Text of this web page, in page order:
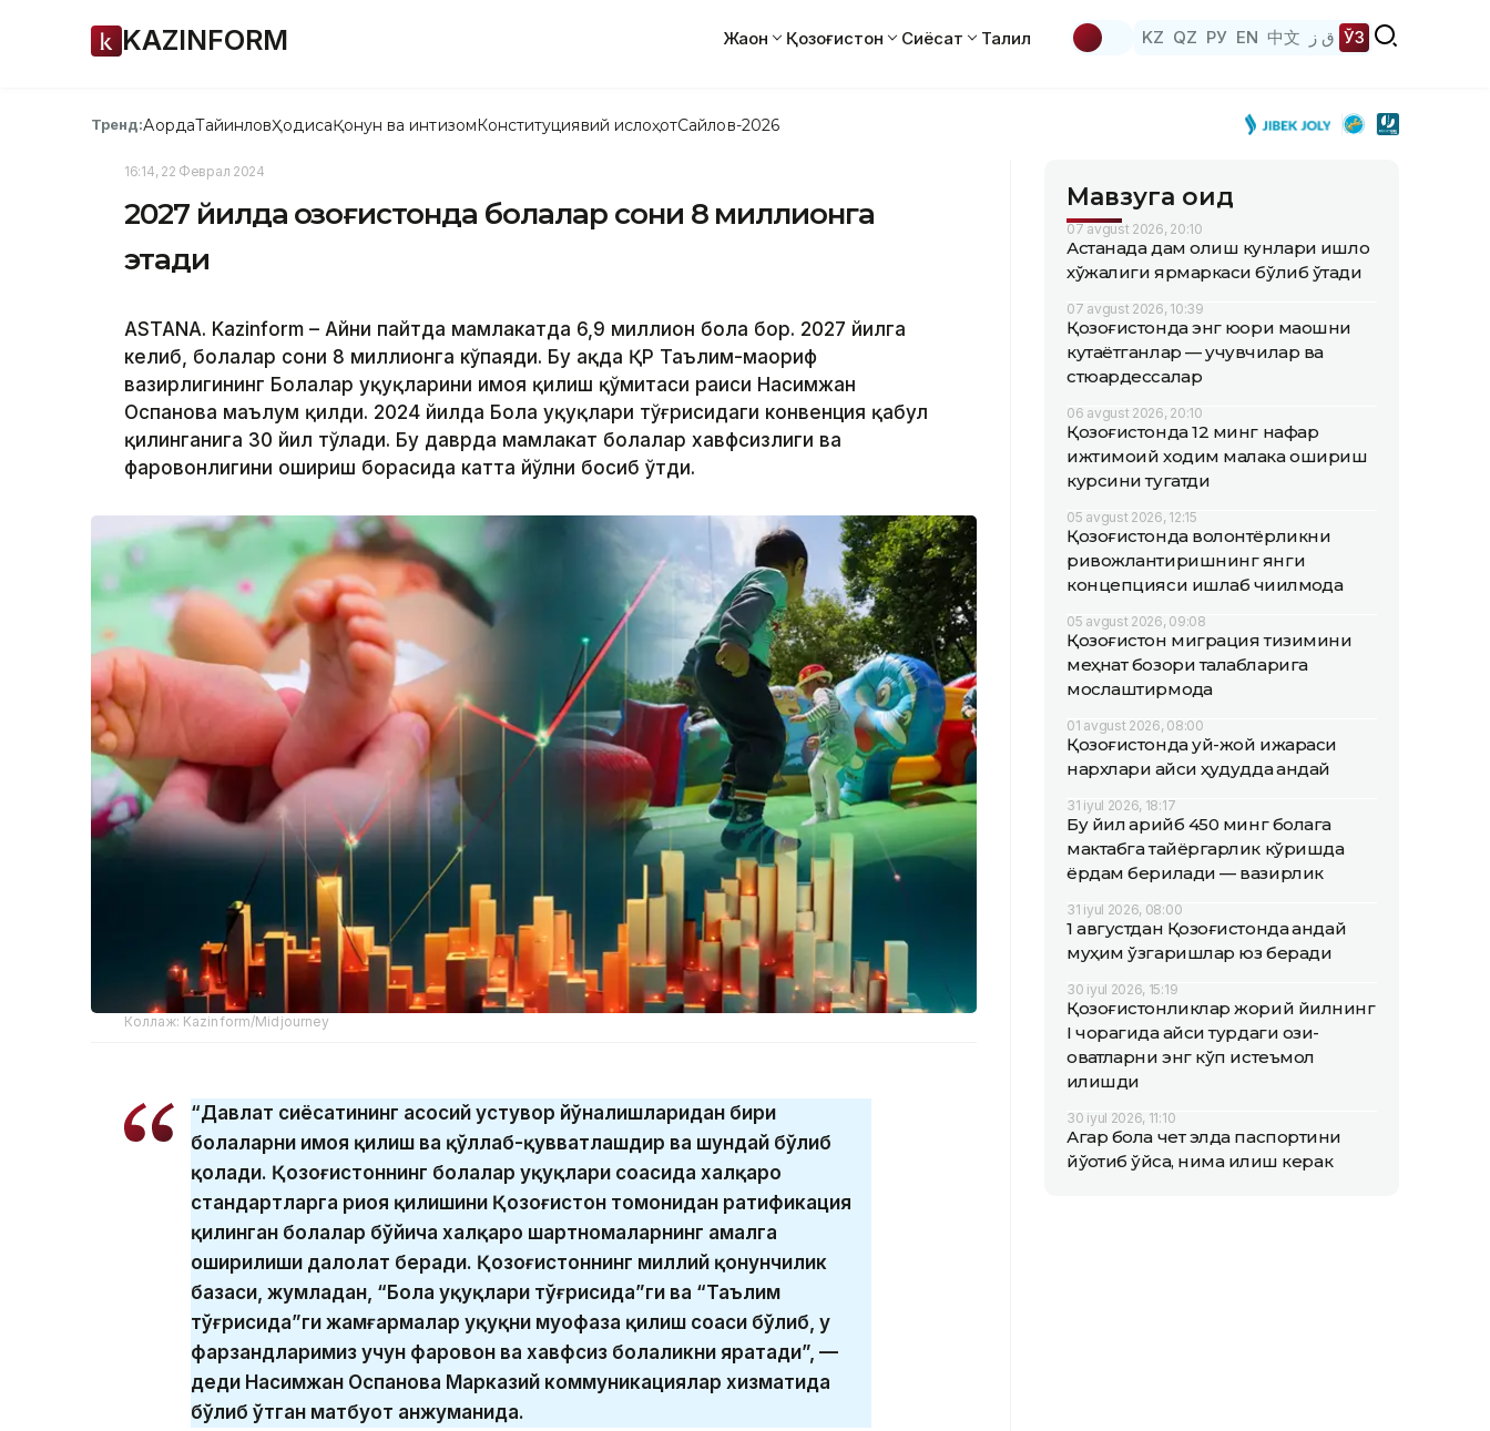
KAZINFORM Жаҳон Қозоғистон Сиёсат Таҳлил KZ QZ РУ EN 中文 ق ز ЎЗ
Тренд:АқордаТайинловҲодисаҚонун ва интизомКонституциявий ислоҳотСайлов-2026
16:14, 22 Феврал 2024
2027 йилда Қозоғистонда болалар сони 8 миллионга
этади
ASTANA. Kazinform – Айни пайтда мамлакатда 6,9 миллион бола бор. 2027 йилга
келиб, болалар сони 8 миллионга кўпаяди. Бу ҳақда ҚР Таълим-маориф
вазирлигининг Болалар ҳуқуқларини ҳимоя қилиш қўмитаси раиси Насимжан
Оспанова маълум қилди. 2024 йилда Бола ҳуқуқлари тўғрисидаги конвенция қабул
қилинганига 30 йил тўлади. Бу даврда мамлакат болалар хавфсизлиги ва
фаровонлигини ошириш борасида катта йўлни босиб ўтди.
Коллаж: Kazinform/Midjourney
“Давлат сиёсатининг асосий устувор йўналишларидан бири
болаларни ҳимоя қилиш ва қўллаб-қувватлашдир ва шундай бўлиб
қолади. Қозоғистоннинг болалар ҳуқуқлари соҳасида халқаро
стандартларга риоя қилишини Қозоғистон томонидан ратификация
қилинган болалар бўйича халқаро шартномаларнинг амалга
оширилиши далолат беради. Қозоғистоннинг миллий қонунчилик
базаси, жумладан, “Бола ҳуқуқлари тўғрисида”ги ва “Таълим
тўғрисида”ги жамғармалар ҳуқуқни муҳофаза қилиш соҳаси бўлиб, у
фарзандларимиз учун фаровон ва хавфсиз болаликни яратади”, —
деди Насимжан Оспанова Марказий коммуникациялар хизматида
бўлиб ўтган матбуот анжуманида.
Мавзуга оид
07 avgust 2026, 20:10
Астанада дам олиш кунлари қишлоқ
хўжалиги ярмаркаси бўлиб ўтади
07 avgust 2026, 10:39
Қозоғистонда энг юқори маошни
кутаётганлар — учувчилар ва
стюардессалар
06 avgust 2026, 20:10
Қозоғистонда 12 минг нафар
ижтимоий ходим малака ошириш
курсини тугатди
05 avgust 2026, 12:15
Қозоғистонда волонтёрликни
ривожлантиришнинг янги
концепцияси ишлаб чиқилмоқда
05 avgust 2026, 09:08
Қозоғистон миграция тизимини
меҳнат бозори талабларига
мослаштирмоқда
01 avgust 2026, 08:00
Қозоғистонда уй-жой ижараси
нархлари қайси ҳудудда қандай
31 iyul 2026, 18:17
Бу йил қарийб 450 минг болага
мактабга тайёргарлик кўришда
ёрдам берилади — вазирлик
31 iyul 2026, 08:00
1 августдан Қозоғистонда қандай
муҳим ўзгаришлар юз беради
30 iyul 2026, 15:19
Қозоғистонликлар жорий йилнинг
I чорагида қайси турдаги озиқ-
овқатларни энг кўп истеъмол
қилишди
30 iyul 2026, 11:10
Агар бола чет элда паспортини
йўқотиб қўйса, нима қилиш керак